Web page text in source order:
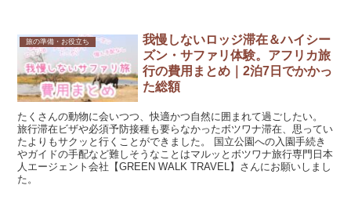
旅の準備・お役立ち
我慢しないロッジ滞在＆ハイシー
ズン・サファリ体験。アフリカ旅
行の費用まとめ｜2泊7日でかかっ
た総額
たくさんの動物に会いつつ、快適かつ自然に囲まれて過ごしたい。
旅行滞在ビザや必須予防接種も要らなかったボツワナ滞在、思ってい
たよりもサクッと行くことができました。 国立公園への入園手続き
やガイドの手配など難しそうなことはマルッとボツワナ旅行専門日本
人エージェント会社【GREEN WALK TRAVEL】さんにお願いしまし
た。